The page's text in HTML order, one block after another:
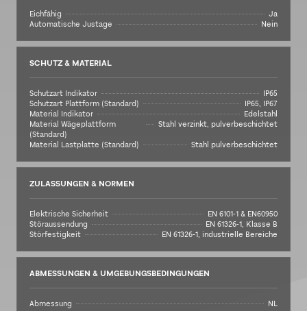
Eichfähig
Ja
Automatische Justage
Nein
SCHUTZ & MATERIAL
Schutzart Indikator
IP65
Schutzart Plattform (Standard)
IP65, IP67
Material Indikator
Edelstahl
Material Wägeplattform
(Standard)
Stahl verzinkt, pulverbeschichtet
Material Lastplatte (Standard)
Stahl pulverbeschichtet
ZULASSUNGEN & NORMEN
Elektrische Sicherheit
EN 6101-1 & EN60950
Störaussendung
EN 61326-1, Klasse B
Störfestigkeit
EN 61326-1, industrielle Bereiche
ABMESSUNGEN & UMGEBUNGSBEDINGUNGEN
Abmessung
NL